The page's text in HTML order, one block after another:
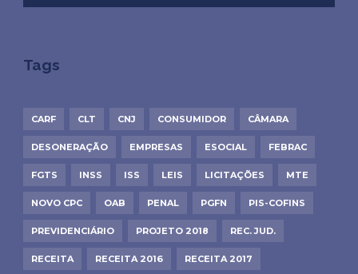
Tags
CARF CLT CNJ CONSUMIDOR CÂMARA
DESONERAÇÃO EMPRESAS ESOCIAL FEBRAC
FGTS INSS ISS LEIS LICITAÇÕES MTE
NOVO CPC OAB PENAL PGFN PIS-COFINS
PREVIDENCIÁRIO PROJETO 2018 REC. JUD.
RECEITA RECEITA 2016 RECEITA 2017